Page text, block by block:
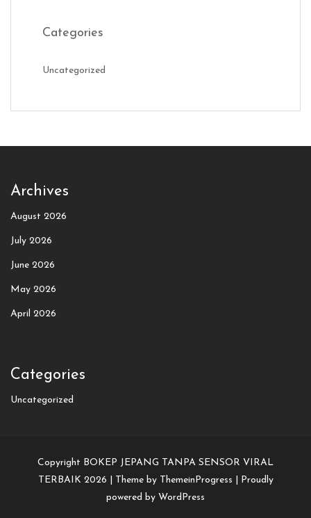
Categories
Uncategorized
Archives
August 2026
July 2026
June 2026
May 2026
April 2026
Categories
Uncategorized
Copyright BOKEP JEPANG TANPA SENSOR VIRAL
TERBAIK 2026 |
Theme by ThemeinProgress
Proudly
powered by WordPress